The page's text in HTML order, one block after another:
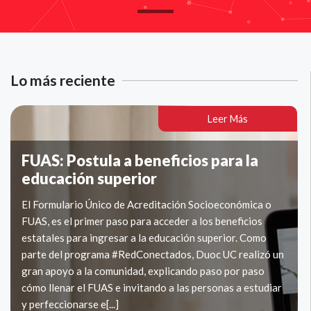
Lo más reciente
Leer Más
FUAS: Postula a beneficios para la
educación superior
El Formulario Único de Acreditación Socioeconómica o
FUAS, es el primer paso para acceder a los beneficios
estatales para ingresar a la educación superior. ​​​​​​​Como
parte del programa #RedConectados, Duoc UC realizó un
gran apoyo a la comunidad, explicando paso por paso
cómo llenar el FUAS e invitando a las personas a estudiar
y perfeccionarse e[...]